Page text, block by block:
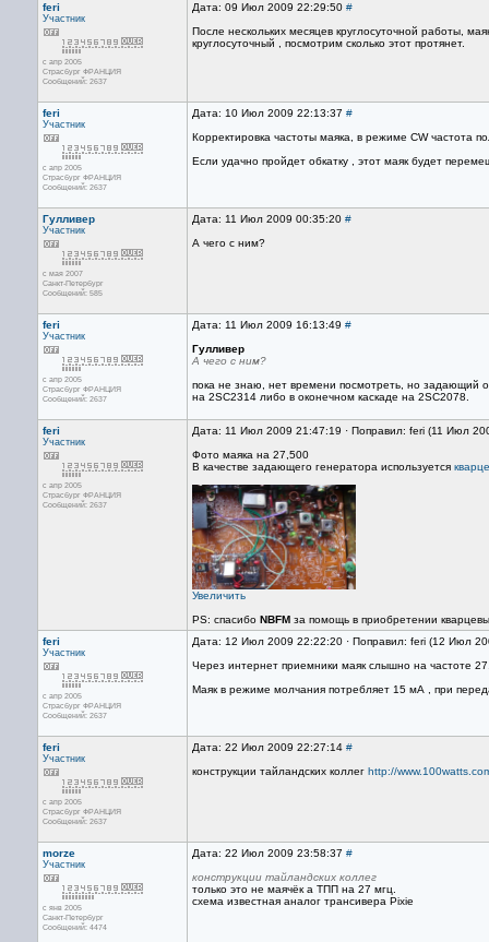
feri
Участник
с апр 2005
Страсбург ФРАНЦИЯ
Сообщений: 2637
Дата: 09 Июл 2009 22:29:50 #
После нескольких месяцев круглосуточной работы,
круглосуточный , посмотрим сколько этот протянет.
feri
Участник
с апр 2005
Страсбург ФРАНЦИЯ
Сообщений: 2637
Дата: 10 Июл 2009 22:13:37 #
Корректировка частоты маяка, в режиме CW частота
Если удачно пройдет обкатку , этот маяк будет
Гулливер
Участник
с мая 2007
Санкт-Петербург
Сообщений: 585
Дата: 11 Июл 2009 00:35:20 #
А чего с ним?
feri
Участник
с апр 2005
Страсбург ФРАНЦИЯ
Сообщений: 2637
Дата: 11 Июл 2009 16:13:49 #
Гулливер
А чего с ним?
пока не знаю, нет времени посмотреть, но задающий
на 2SC2314 либо в оконечном каскаде на 2SC2078.
feri
Участник
с апр 2005
Страсбург ФРАНЦИЯ
Сообщений: 2637
Дата: 11 Июл 2009 21:47:19 · Поправил: feri (11 Июл
Фото маяка на 27,500
В качестве задающего генератора используется
Увеличить
PS: спасибо NBFM за помощь в приобретении
feri
Участник
с апр 2005
Страсбург ФРАНЦИЯ
Сообщений: 2637
Дата: 12 Июл 2009 22:22:20 · Поправил: feri (12 Июл
Через интернет приемники маяк слышно на частоте
Маяк в режиме молчания потребляет 15 мА , при
feri
Участник
с апр 2005
Страсбург ФРАНЦИЯ
Сообщений: 2637
Дата: 22 Июл 2009 22:27:14 #
конструкции тайландских коллег http://
morze
Участник
с янв 2005
Санкт-Петербург
Сообщений: 4474
Дата: 22 Июл 2009 23:58:37 #
конструкции тайландских коллег
только это не маячёк а ТПП на 27 мгц.
схема известная аналог трансивера Pixie